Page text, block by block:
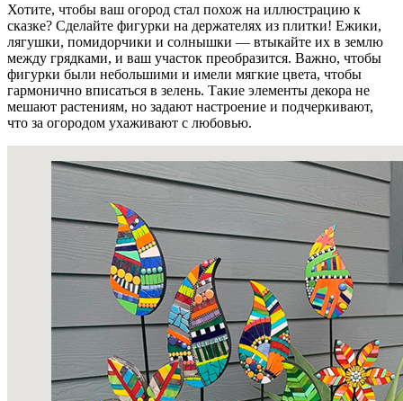
Хотите, чтобы ваш огород стал похож на иллюстрацию к
сказке? Сделайте фигурки на держателях из плитки! Ежики,
лягушки, помидорчики и солнышки — втыкайте их в землю
между грядками, и ваш участок преобразится. Важно, чтобы
фигурки были небольшими и имели мягкие цвета, чтобы
гармонично вписаться в зелень. Такие элементы декора не
мешают растениям, но задают настроение и подчеркивают,
что за огородом ухаживают с любовью.